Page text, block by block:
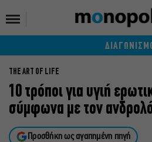
THE ART OF LIFE
10 τρόποι για υγιή
σύμφωνα με τον
Προσθήκη ως αγαπημένη πηγή